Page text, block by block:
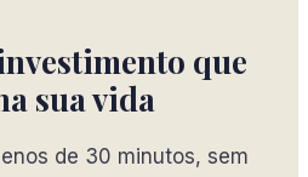
que
sua vida
de 30 minutos, sem